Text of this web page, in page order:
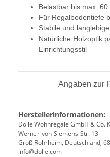
Belastbar bis max.
Für Regalbodentiefe
Stabile und
Natürliche Holzoptik
Einrichtungsstil
Angaben zur
Herstellerinformationen:
Dolle Wohnregale GmbH & Co.
Werner-von-Siemens-Str. 13
Groß-Rohrheim, Deutschland,
info@dolle.com